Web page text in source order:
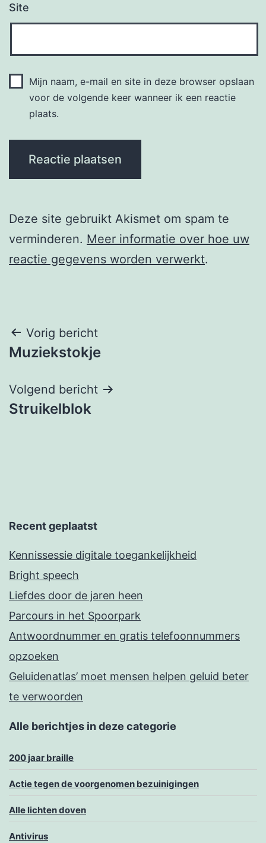
Site
Mijn naam, e-mail en site in deze browser opslaan
voor de volgende keer wanneer ik een reactie
plaats.
Deze site gebruikt Akismet om spam te
verminderen. Meer informatie over hoe uw
reactie gegevens worden verwerkt.
Berichtnavigatie
Vorig bericht
Muziekstokje
Volgend bericht
Struikelblok
Recent geplaatst
Kennissessie digitale toegankelijkheid
Bright speech
Liefdes door de jaren heen
Parcours in het Spoorpark
Antwoordnummer en gratis telefoonnummers
opzoeken
Geluidenatlas’ moet mensen helpen geluid beter
te verwoorden
Alle berichtjes in deze categorie
200 jaar braille
Actie tegen de voorgenomen bezuinigingen
Alle lichten doven
Antivirus